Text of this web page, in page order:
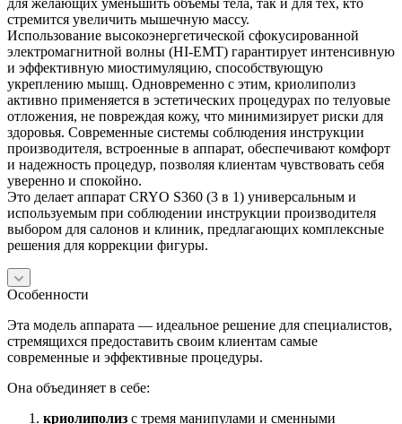
стремится увеличить мышечную массу.
Использование высокоэнергетической сфокусированной
электромагнитной волны (HI-EMT) гарантирует интенсивную
и эффективную миостимуляцию, способствующую
укреплению мышц. Одновременно с этим, криолиполиз
активно применяется в эстетических процедурах по телуовые
отложения, не повреждая кожу, что минимизирует риски для
здоровья. Современные системы соблюдения инструкции
производителя, встроенные в аппарат, обеспечивают комфорт
и надежность процедур, позволяя клиентам чувствовать себя
уверенно и спокойно.
Это делает аппарат CRYO S360 (3 в 1) универсальным и
используемым при соблюдении инструкции производителя
выбором для салонов и клиник, предлагающих комплексные
решения для коррекции фигуры.
Особенности
Эта модель аппарата — идеальное решение для специалистов,
стремящихся предоставить своим клиентам самые
современные и эффективные процедуры.
Она объединяет в себе:
криолиполиз с тремя манипулами и сменными